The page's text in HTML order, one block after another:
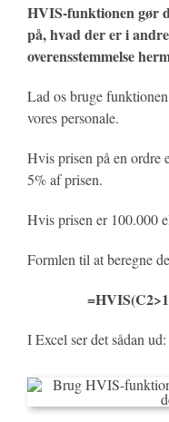
HVIS-funktionen gør
på, hvad der er i
overensstemmelse
Lad os bruge
vores personale.
Hvis prisen på en ordre
5% af prisen.
Hvis prisen er 100.000
Formlen til at beregne
I Excel ser det sådan ud: